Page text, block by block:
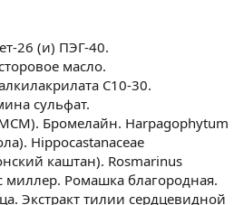
26 (и) ПЭГ-40.
масло.
С10-30.
сульфат.
Бромелайн. Harpagophytum
Hippocastanaceae
каштан). Rosmarinus
миллер. Ромашка благородная.
Экстракт тилии сердцевидной